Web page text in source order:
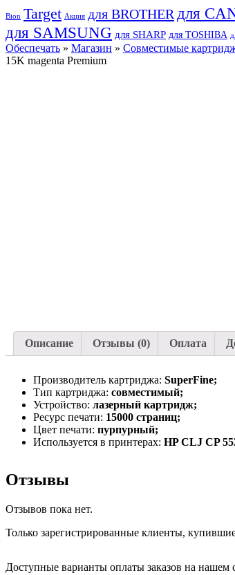
Bion Target Акция для BROTHER для
для SAMSUNG для SHARP для TOSHIBA
Обеспечать » Магазин » Совместимые
15K magenta Premium
Описание Отзывы (0) Оплата
Производитель картриджа: SuperFine;
Тип картриджа: совместимый;
Устройство: лазерный картридж;
Ресурс печати: 15000 страниц;
Цвет печати: пурпурный;
Используется в принтерах: HP CLJ CP
Отзывы
Отзывов пока нет.
Только зарегистрированные клиенты,
Доступные варианты оплаты заказов на нашем